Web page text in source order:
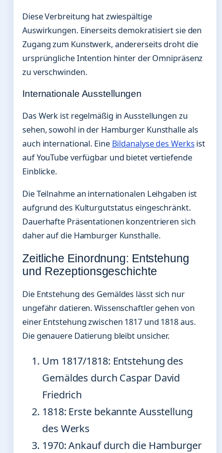
Diese Verbreitung hat zwiespältige
Auswirkungen. Einerseits demokratisiert sie den
Zugang zum Kunstwerk, andererseits droht die
ursprüngliche Intention hinter der Omnipräsenz
zu verschwinden.
Internationale Ausstellungen
Das Werk ist regelmäßig in Ausstellungen zu
sehen, sowohl in der Hamburger Kunsthalle als
auch international. Eine Bildanalyse des Werks ist
auf YouTube verfügbar und bietet vertiefende
Einblicke.
Die Teilnahme an internationalen Leihgaben ist
aufgrund des Kulturgutstatus eingeschränkt.
Dauerhafte Präsentationen konzentrieren sich
daher auf die Hamburger Kunsthalle.
Zeitliche Einordnung: Entstehung
und Rezeptionsgeschichte
Die Entstehung des Gemäldes lässt sich nur
ungefähr datieren. Wissenschaftler gehen von
einer Entstehung zwischen 1817 und 1818 aus.
Die genauere Datierung bleibt unsicher.
Um 1817/1818: Entstehung des
Gemäldes durch Caspar David
Friedrich
1818: Erste bekannte Ausstellung
des Werks
1970: Ankauf durch die Hamburger